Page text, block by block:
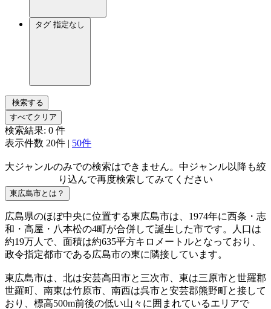
タグ 指定なし
検索する
すべてクリア
検索結果: 0 件
表示件数 20件 | 50件
大ジャンルのみでの検索はできません。中ジャンル以降も絞
り込んで再度検索してみてください
東広島市とは？
広島県のほぼ中央に位置する東広島市は、1974年に西条・志
和・高屋・八本松の4町が合併して誕生した市です。人口は
約19万人で、面積は約635平方キロメートルとなっており、
政令指定都市である広島市の東に隣接しています。
東広島市は、北は安芸高田市と三次市、東は三原市と世羅郡
世羅町、南東は竹原市、南西は呉市と安芸郡熊野町と接して
おり、標高500m前後の低い山々に囲まれているエリアで